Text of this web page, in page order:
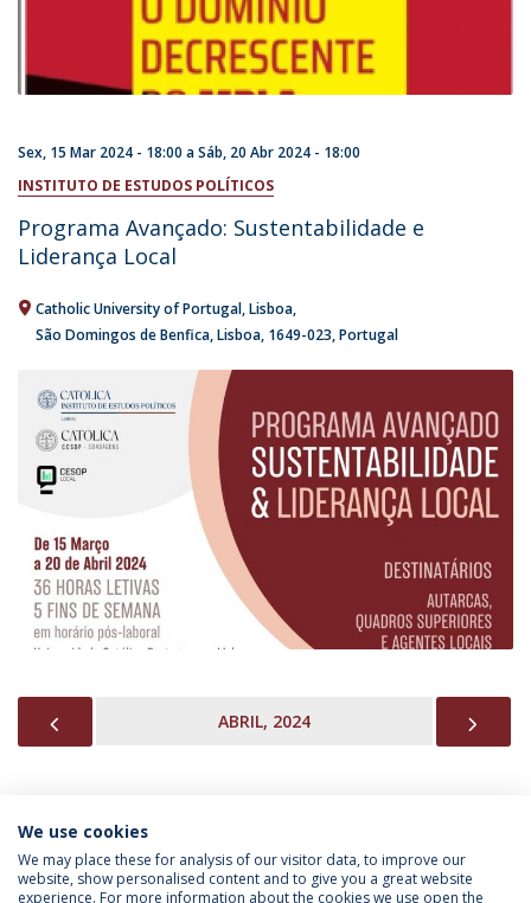
Sex, 15 Mar 2024 - 18:00 aSáb, 20 Abr 2024 - 18:00
INSTITUTO DE ESTUDOS POLÍTICOS
Programa Avançado: Sustentabilidade e
Liderança Local
Catholic University of Portugal Lisboa
São Domingos de Benfica, Lisboa 1649-023 Portugal
ABRIL, 2024
INFORMAÇÃO PARA
We use cookies
We may place these for analysis of our visitor data, to improve our
website, show personalised content and to give you a great website
experience. For more information about the cookies we use open the